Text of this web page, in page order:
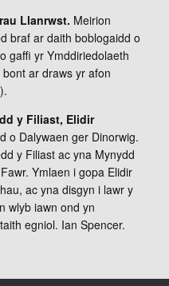
Llanrwst. Meirion
braf ar daith boblogaidd o
gaffi yr Ymddiriedolaeth
ar draws yr afon
y Filiast, Elidir
o Dalywaen ger Dinorwig.
y Filiast ac yna Mynydd
Ymlaen i gopa Elidir
ac yna disgyn i lawr y
wlyb iawn ond yn
egniol. Ian Spencer.